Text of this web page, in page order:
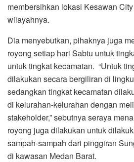
membersihkan lokasi Kesawan
wilayahnya.
Dia menyebutkan, pihaknya juga
royong setiap hari Sabtu untuk
untuk tingkat kecamatan. “Untuk
dilakukan secara bergiliran di
sedangkan tingkat kecamatan
di kelurahan-kelurahan dengan
stakeholder,” sebutnya seraya
royong juga dilakukan untuk
sampah-sampah dari pinggiran
di kawasan Medan Barat.